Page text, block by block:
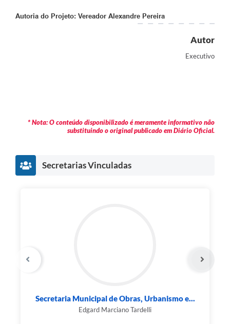
Autoria do Projeto: Vereador Alexandre Pereira
Autor
Executivo
* Nota: O conteúdo disponibilizado é meramente informativo não
substituindo o original publicado em Diário Oficial.
Secretarias Vinculadas
Secretaria Municipal de Obras, Urbanismo e...
Edgard Marciano Tardelli